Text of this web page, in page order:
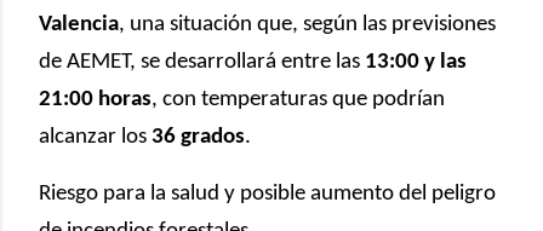
Valencia, una situación que, según las previsiones
de AEMET, se desarrollará entre las 13:00 y las
21:00 horas, con temperaturas que podrían
alcanzar los 36 grados.
Riesgo para la salud y posible aumento del peligro